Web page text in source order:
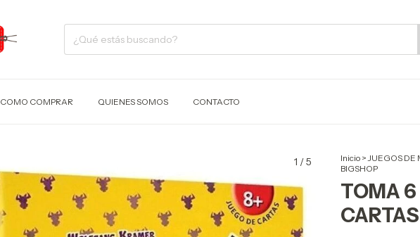
COMO COMPRAR QUIENES SOMOS CONTACTO
1 /5 Inicio > JUEGOS DE
BIGSHOP
TOMA 6